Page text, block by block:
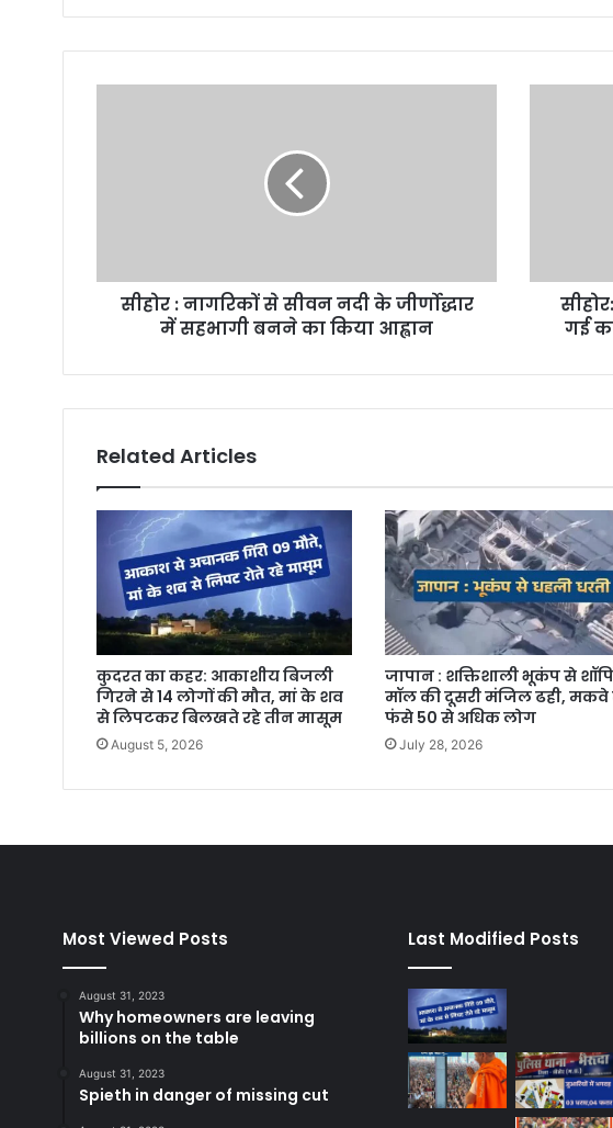
u
r
सीहोर : नागरिकों से सीवन नदी के जीर्णोद्धार
में सहभागी बनने का किया आह्वान
गई
Related Articles
कुदरत का कहर: आकाशीय बिजली
गिरने से 14 लोगों की मौत, मां के शव
से लिपटकर बिलखते रहे तीन मासूम
August 5, 2026
जापान : शक्तिशाली भूकंप से
मॉल की दूसरी मंजिल ढही,
फंसे 50 से अधिक लोग
July 28, 2026
Most Viewed Posts
August 31, 2023
Why homeowners are leaving
billions on the table
August 31, 2023
Spieth in danger of missing cut
Last Modified Posts